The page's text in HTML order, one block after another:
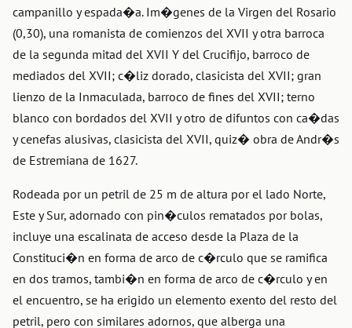
campanillo y espada�a. Im�genes de la Virgen del Rosario
(0,30), una romanista de comienzos del XVII y otra barroca
de la segunda mitad del XVII Y del Crucifijo, barroco de
mediados del XVII; c�liz dorado, clasicista del XVII; gran
lienzo de la Inmaculada, barroco de fines del XVII; terno
blanco con bordados del XVII y otro de difuntos con ca�das
y cenefas alusivas, clasicista del XVII, quiz� obra de Andr�s
de Estremiana de 1627.
Rodeada por un petril de 25 m de altura por el lado Norte,
Este y Sur, adornado con pin�culos rematados por bolas,
incluye una escalinata de acceso desde la Plaza de la
Constituci�n en forma de arco de c�rculo que se ramifica
en dos tramos, tambi�n en forma de arco de c�rculo y en
el encuentro, se ha erigido un elemento exento del resto del
petril, pero con similares adornos, que alberga una